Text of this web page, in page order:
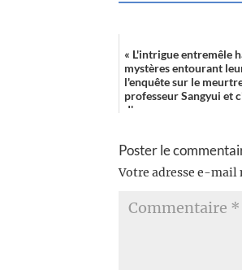
« L'intrigue entremêle
mystères entourant
l'enquête sur le
professeur Sangyui et
d'accompa...
Poster le
Votre adresse e-mail